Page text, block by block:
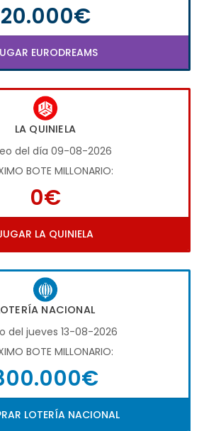
20.000€
EURODREAMS
LA QUINIELA
del día 09-08-2026
BOTE MILLONARIO:
0€
LA QUINIELA
NACIONAL
del jueves 13-08-2026
BOTE MILLONARIO:
LOTERÍA NACIONAL